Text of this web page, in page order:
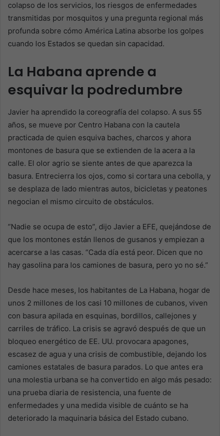
colapso de los servicios, los riesgos de enfermedades
transmitidas por mosquitos y una pregunta regional más
profunda sobre cómo América Latina absorbe los golpes
cuando los Estados se quedan sin capacidad.
La Habana aprende a
esquivar la podredumbre
Javier ha aprendido la coreografía del colapso. A sus 55
años, se mueve por Centro Habana con la cautela
practicada de quien esquiva baches, charcos y ahora
montones de basura que se extienden de la acera a la
calle. El olor agrio se siente antes de que aparezca la
basura. Entrecierra los ojos, como si cortara una cebolla, y
se desplaza de lado mientras autos, bicicletas y peatones
negocian el mismo circuito de obstáculos.
“Nadie se ocupa de esto”, dijo Javier a EFE, quejándose de
que los montones están llenos de gusanos y empiezan a
acercarse a las casas. “Cada día está peor. Dicen que no
hay gasolina para los camiones de basura, pero yo no sé.”
Desde hace meses, los habitantes de La Habana, hogar de
unos 2 millones de los casi 10 millones de cubanos, viven
con basura apilada en esquinas, bordillos, callejones y
carriles de tráfico. La crisis se agravó después de que un
bloqueo energético de EE. UU. provocara apagones,
escasez de agua y una crisis de combustible, dejando los
camiones estatales de basura parados. Lo que antes era
una molestia urbana se ha convertido en algo más pesado:
una prueba diaria de resistencia, una fuente de
enfermedades y una medida visible de cuánto se ha
deteriorado la maquinaria básica del Estado cubano.